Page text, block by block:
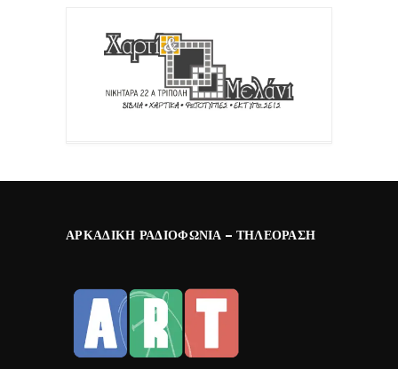
ΑΡΚΑΔΙΚΉ ΡΑΔΙΟΦΩΝΊΑ – ΤΗΛΕΌΡΑΣΗ